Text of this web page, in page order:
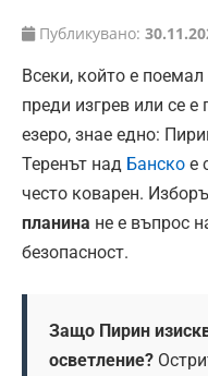
Публикувано:
Всеки, който е
преди изгрев или се
езеро, знае едно:
Теренът над Банско е
често коварен.
планина не е въпрос
безопасност.
Защо Пирин
осветление?